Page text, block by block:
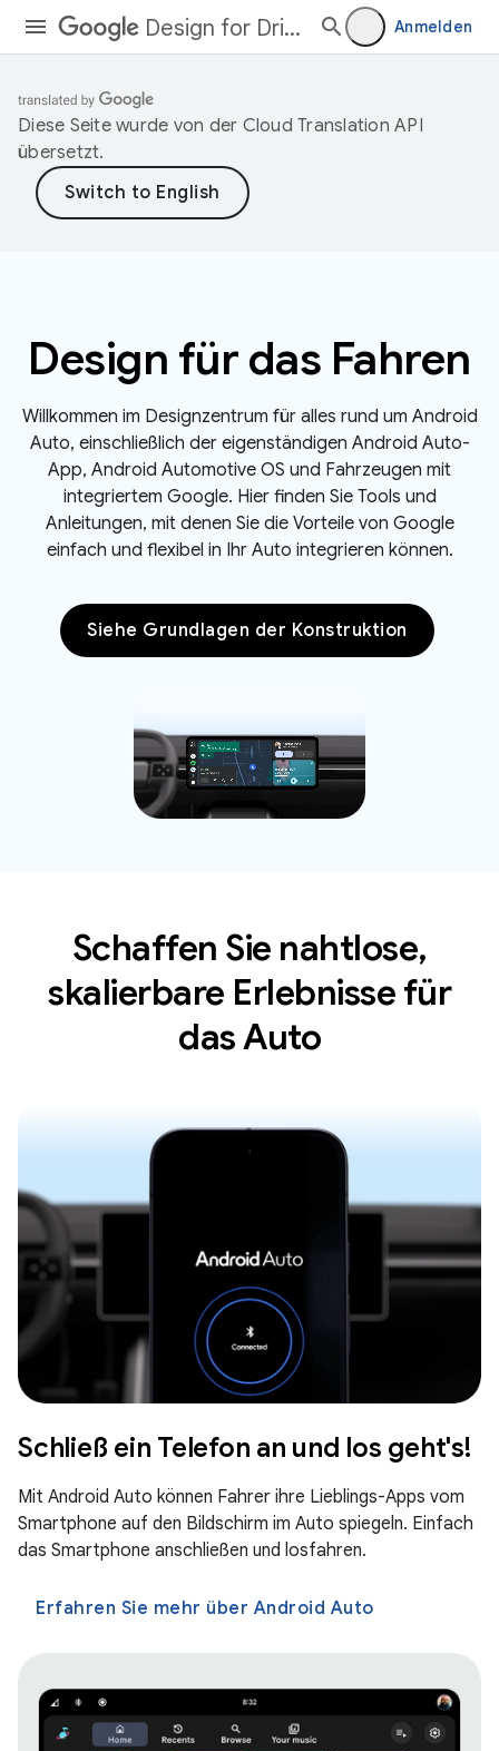
Design for Driving Anmelden
Diese Seite wurde von der Cloud Translation API
übersetzt.
Design für das Fahren
Willkommen im Designzentrum für alles rund um Android
Auto, einschließlich der eigenständigen Android Auto-
App, Android Automotive OS und Fahrzeugen mit
integriertem Google. Hier finden Sie Tools und
Anleitungen, mit denen Sie die Vorteile von Google
einfach und flexibel in Ihr Auto integrieren können.
Siehe Grundlagen der Konstruktion
Schaffen Sie nahtlose,
skalierbare Erlebnisse für
das Auto
Schließ ein Telefon an und los geht's!
Mit Android Auto können Fahrer ihre Lieblings-Apps vom
Smartphone auf den Bildschirm im Auto spiegeln. Einfach
das Smartphone anschließen und losfahren.
Erfahren Sie mehr über Android Auto